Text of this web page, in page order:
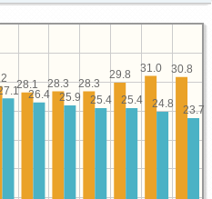
30.8
31.0
29.8
28.3
28.3
28.1
23.7
24.8
25.4
25.4
25.9
26.4